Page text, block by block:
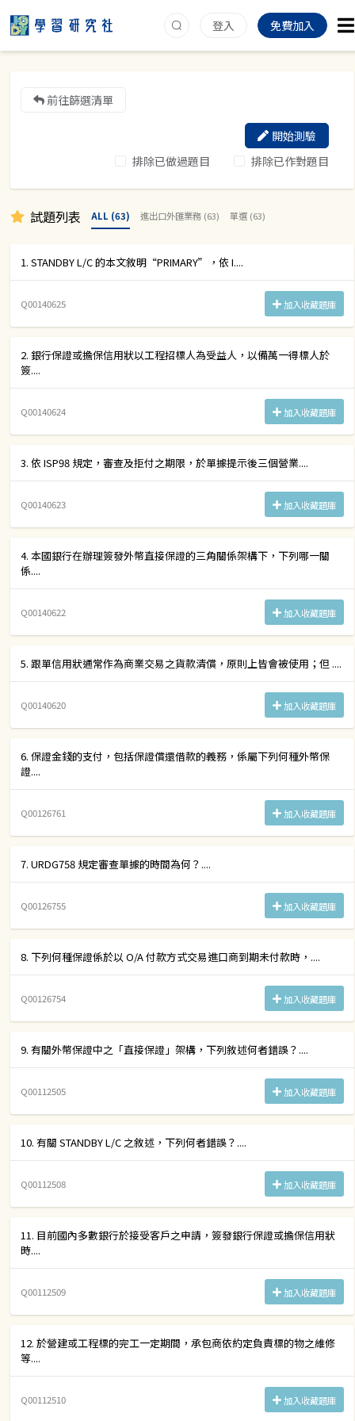
登入 免費加入
前往篩選清單
排除已做過題目 排除已作對題目
開始測驗
試題列表 ALL (63) 進出口外匯業務 (63) 單選 (63)
1. STANDBY L/C 的本文敘明“PRIMARY”，依 I....
Q00140625 加入收藏題庫
2. 銀行保證或擔保信用狀以工程招標人為受益人，以備萬一得標人於
簽....
Q00140624 加入收藏題庫
3. 依 ISP98 規定，審查及拒付之期限，於單據提示後三個營業....
Q00140623 加入收藏題庫
4. 本國銀行在辦理簽發外幣直接保證的三角關係架構下，下列哪一關
係....
Q00140622 加入收藏題庫
5. 跟單信用狀通常作為商業交易之貨款清償，原則上皆會被使用；但 ....
Q00140620 加入收藏題庫
6. 保證金錢的支付，包括保證償還借款的義務，係屬下列何種外幣保
證....
Q00126761 加入收藏題庫
7. URDG758 規定審查單據的時間為何？....
Q00126755 加入收藏題庫
8. 下列何種保證係於以 O/A 付款方式交易進口商到期未付款時，....
Q00126754 加入收藏題庫
9. 有關外幣保證中之「直接保證」架構，下列敘述何者錯誤？....
Q00112505 加入收藏題庫
10. 有關 STANDBY L/C 之敘述，下列何者錯誤？....
Q00112508 加入收藏題庫
11. 目前國內多數銀行於接受客戶之申請，簽發銀行保證或擔保信用狀
時....
Q00112509 加入收藏題庫
12. 於營建或工程標的完工一定期間，承包商依約定負責標的物之維修
等....
Q00112510 加入收藏題庫